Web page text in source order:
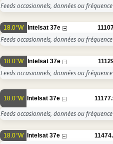
Feeds occasionnels, données ou
18.0°W Intelsat 37e
Feeds occasionnels, données ou
18.0°W Intelsat 37e
Feeds occasionnels, données ou
18.0°W Intelsat 37e
Feeds occasionnels, données ou
18.0°W Intelsat 37e